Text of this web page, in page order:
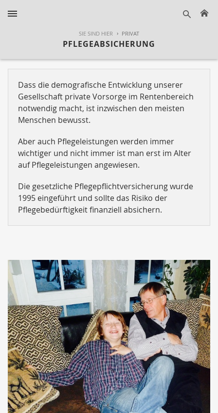
SIE SIND HIER PRIVAT
PFLEGEABSICHERUNG
Dass die demografische Entwicklung unserer
Gesellschaft private Vorsorge im Rentenbereich
notwendig macht, ist inzwischen den meisten
Menschen bewusst.
Aber auch Pflegeleistungen werden immer
wichtiger und nicht immer ist man erst im Alter
auf Pflegeleistungen angewiesen.
Die gesetzliche Pflegepflichtversicherung wurde
1995 eingeführt und sollte das Risiko der
Pflegebedürftigkeit finanziell absichern.